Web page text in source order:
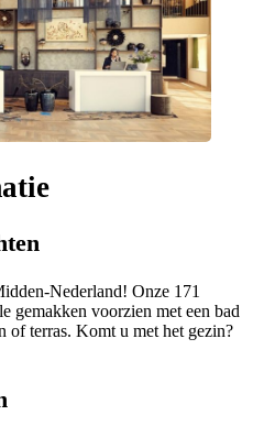
Nederland! Onze 171
gemakken voorzien met een bad
of terras. Komt u met het gezin?